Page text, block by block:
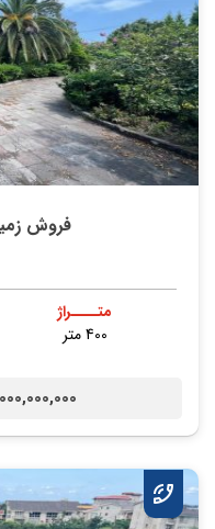
فروش
متــــراژ
400 متر
26,000,000,000